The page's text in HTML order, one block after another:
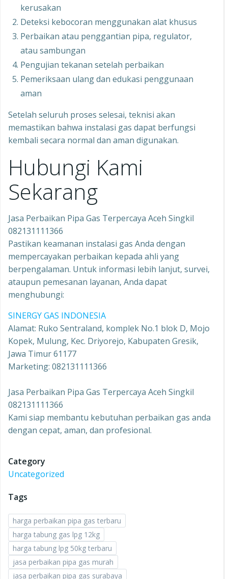
kerusakan
Deteksi kebocoran menggunakan alat khusus
Perbaikan atau penggantian pipa, regulator,
atau sambungan
Pengujian tekanan setelah perbaikan
Pemeriksaan ulang dan edukasi penggunaan
aman
Setelah seluruh proses selesai, teknisi akan
memastikan bahwa instalasi gas dapat berfungsi
kembali secara normal dan aman digunakan.
Hubungi Kami
Sekarang
Jasa Perbaikan Pipa Gas Terpercaya Aceh Singkil
082131111366
Pastikan keamanan instalasi gas Anda dengan
mempercayakan perbaikan kepada ahli yang
berpengalaman. Untuk informasi lebih lanjut, survei,
ataupun pemesanan layanan, Anda dapat
menghubungi:
SINERGY GAS INDONESIA
Alamat: Ruko Sentraland, komplek No.1 blok D, Mojo
Kopek, Mulung, Kec. Driyorejo, Kabupaten Gresik,
Jawa Timur 61177
Marketing: 082131111366
Jasa Perbaikan Pipa Gas Terpercaya Aceh Singkil
082131111366
Kami siap membantu kebutuhan perbaikan gas anda
dengan cepat, aman, dan profesional.
Category
Uncategorized
Tags
harga perbaikan pipa gas terbaru
harga tabung gas lpg 12kg
harga tabung lpg 50kg terbaru
jasa perbaikan pipa gas murah
jasa perbaikan pipa gas surabaya